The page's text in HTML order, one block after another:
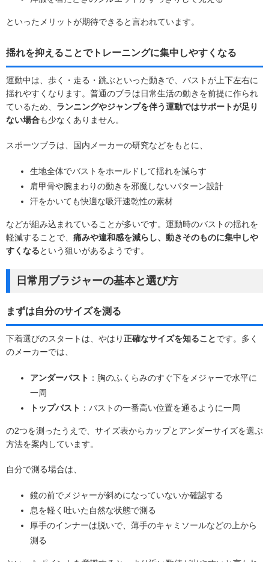
といったメリットが期待できると言われています。
揺れを抑えることでトレーニングに集中しやすくなる
運動中は、歩く・走る・跳ぶといった動きで、バストが上下左右に
揺れやすくなります。普通のブラは日常生活の動きを前提に作られ
ているため、 ランニングやジャンプを伴う運動ではサポートが足り
ない場合も少なくありません。
スポーツブラは、国内メーカーの研究などをもとに、
生地全体でバストをホールドして揺れを減らす
肩甲骨や腕まわりの動きを邪魔しないパターン設計
汗をかいても快適な吸汗速乾性の素材
などが組み込まれていることが多いです。運動時のバストの揺れを
軽減することで、 痛みや違和感を減らし、動きそのものに集中しや
すくなるという狙いがあるようです。
日常用ブラジャーの基本と選び方
まずは自分のサイズを測る
下着選びのスタートは、やはり正確なサイズを知ることです。多く
のメーカーでは、
アンダーバスト ：胸のふくらみのすぐ下をメジャーで水平に
一周
トップバスト ：バストの一番高い位置を通るように一周
の2つを測ったうえで、サイズ表からカップとアンダーサイズを選ぶ
方法を案内しています。
自分で測る場合は、
鏡の前でメジャーが斜めになっていないか確認する
息を軽く吐いた自然な状態で測る
厚手のインナーは脱いで、薄手のキャミソールなどの上から
測る